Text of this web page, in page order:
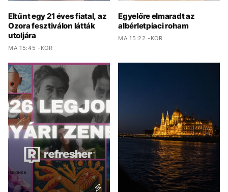
Eltűnt egy 21 éves fiatal, az
Ozora fesztiválon látták
utoljára
MA 15:45 -KOR
Egyelőre elmaradt az
albérletpiaci roham
MA 15:22 -KOR